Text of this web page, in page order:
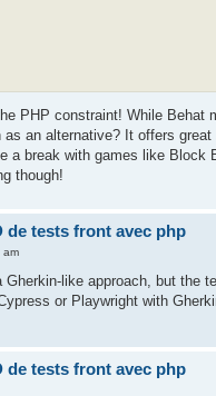
PHP constraint! While
as an alternative? It offers
a break with games like
though!
de tests front avec php
am
like approach, but the
or Playwright with
de tests front avec php